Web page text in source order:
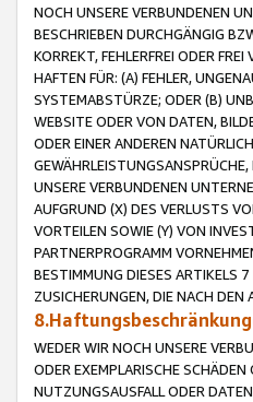
NOCH UNSERE VERBUNDENEN
BESCHRIEBEN DURCHGÄNGIG
KORREKT, FEHLERFREI ODER
HAFTEN FÜR: (A) FEHLER,
SYSTEMABSTÜRZE; ODER (B)
WEBSITE ODER VON DATEN,
ODER EINER ANDEREN
UNSERE VERBUNDENEN
AUFGRUND (X) DES VERLUSTS
VORTEILEN SOWIE (Y) VON
PARTNERPROGRAMM
BESTIMMUNG DIESES ARTIKELS
ZUSICHERUNGEN, DIE NACH
WEDER WIR NOCH UNSERE
ODER EXEMPLARISCHE
NUTZUNGSAUSFALL ODER